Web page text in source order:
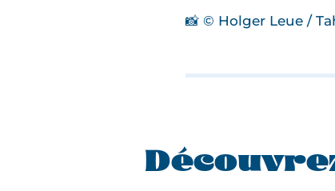
📸 © Holger Leue /